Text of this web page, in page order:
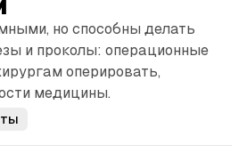
но способны делать
и проколы: операционные
оперировать,
медицины.